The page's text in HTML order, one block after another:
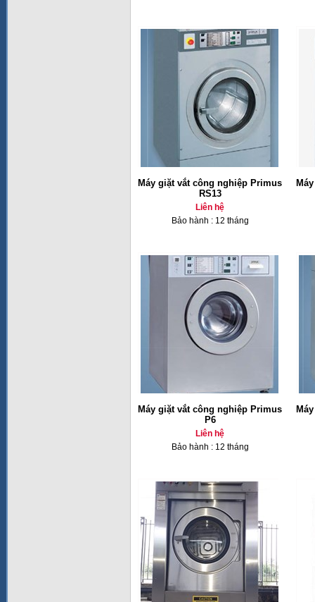
Máy giặt vắt công nghiệp Primus
RS13
Liên hệ
Bảo hành : 12 tháng
Máy giặt vắt công nghiệp Primus
P6
Liên hệ
Bảo hành : 12 tháng